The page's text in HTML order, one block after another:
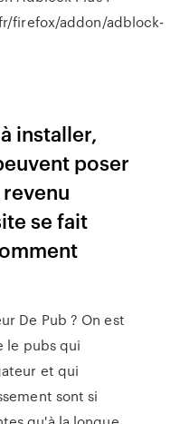
firefox/addon/adblock-
installer,
poser
se fait
De Pub ? On est
le pubs qui
et qui
sont si